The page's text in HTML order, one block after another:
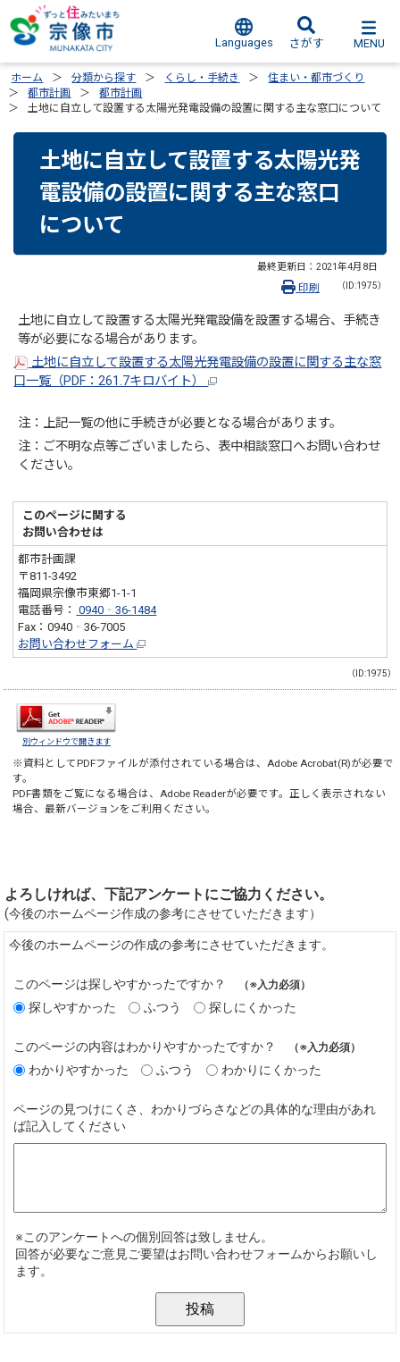
Languages さがす MENU
ホーム 分類から探す くらし・手続き
住まい・都市づくり
都市計画
都市計画
土地に自立して設置する太陽光発電設備の設置に関する主な窓口について
土地に自立して設置する太陽光発
電設備の設置に関する主な窓口
について
最終更新日： 2021年4月8日
（ID:1975）
印刷
土地に自立して設置する太陽光発電設備を設置する場合、手続き
等が必要になる場合があります。
土地に自立して設置する太陽光発電設備の設置に関する主な窓
口一覧（PDF：261.7キロバイト）
注：上記一覧の他に手続きが必要となる場合があります。
注：ご不明な点等ございましたら、表中相談窓口へお問い合わせ
ください。
このページに関する
お問い合わせは
都市計画課
〒811-3492
福岡県宗像市東郷1-1-1
電話番号： 0940‐36-1484
Fax：0940‐36-7005
お問い合わせフォーム
（ID:1975）
別ウィンドウで開きます
※資料としてPDFファイルが添付されている場合は、 Adobe Acrobat(R)が必要で
す。
PDF書類をご覧になる場合は、 Adobe Readerが必要です。正しく表示されない
場合、最新バージョンをご利用ください。